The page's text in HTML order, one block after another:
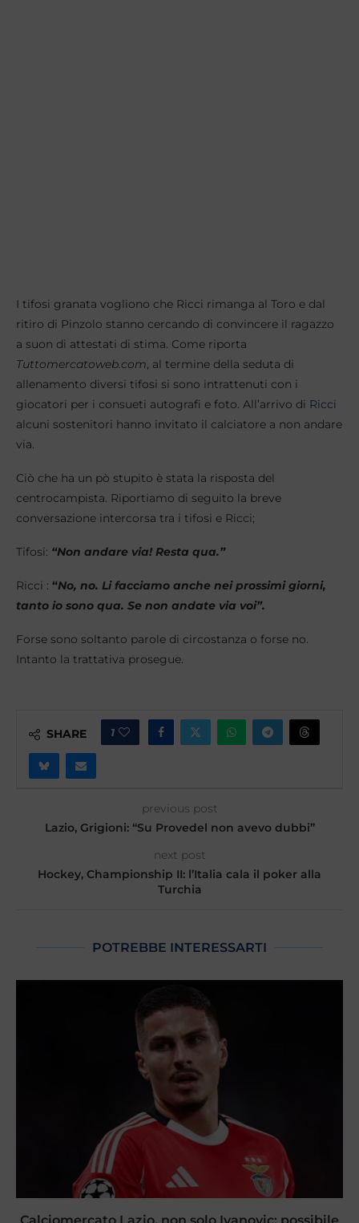
I tifosi granata vogliono che Ricci rimanga al Toro e dal
ritiro di Pinzolo stanno cercando di convincere il ragazzo
a suon di attestati di stima. Come riporta
Tuttomercatoweb.com, al termine della seduta di
allenamento diversi tifosi si sono intrattenuti con i
giocatori per i consueti autografi e foto. All’arrivo di Ricci
alcuni sostenitori hanno invitato il calciatore a non andare
via.
Ciò che ha un pò stupito è stata la risposta del
centrocampista. Riportiamo di seguito la breve
conversazione intercorsa tra i tifosi e Ricci;
Tifosi: “Non andare via! Resta qua.”
Ricci : “No, no. Li facciamo anche nei prossimi giorni,
tanto io sono qua. Se non andate via voi”.
Forse sono soltanto parole di circostanza o forse no.
Intanto la trattativa prosegue.
SHARE 1
previous post
Lazio, Grigioni: “Su Provedel non avevo dubbi”
next post
Hockey, Championship II: l’Italia cala il poker alla
Turchia
POTREBBE INTERESSARTI